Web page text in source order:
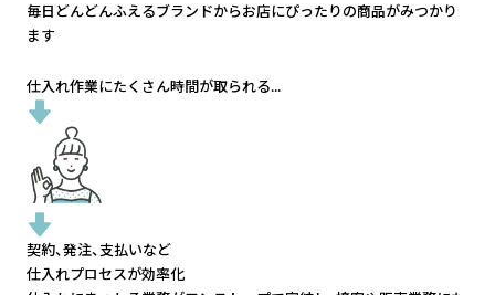
毎日どんどんふえるブランドからお店にぴったりの商品がみつかり
ます
仕入れ作業にたくさん時間が取られる...
契約、発注、支払いなど
仕入れプロセスが効率化